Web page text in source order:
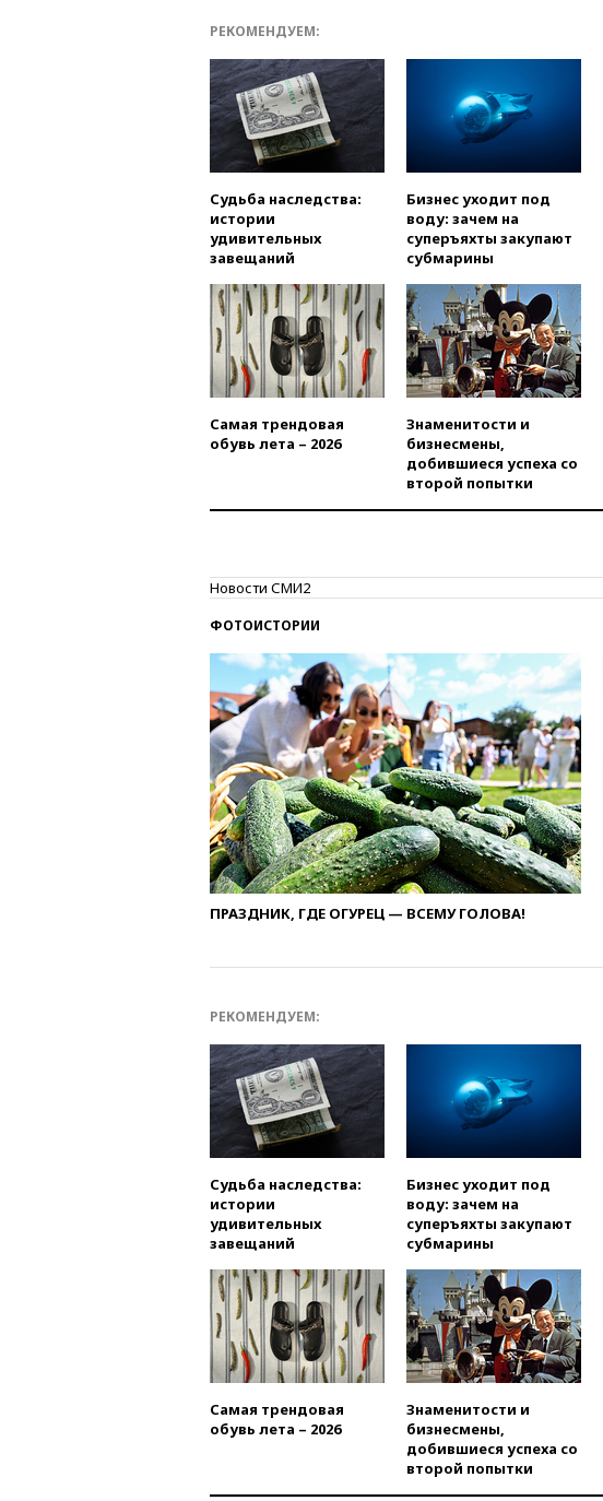
РЕКОМЕНДУЕМ:
Судьба наследства:
истории
удивительных
завещаний
Бизнес уходит под
воду: зачем на
суперъяхты закупают
субмарины
Самая трендовая
обувь лета – 2026
Знаменитости и
бизнесмены,
добившиеся успеха со
второй попытки
Новости СМИ2
ФОТОИСТОРИИ
ПРАЗДНИК, ГДЕ ОГУРЕЦ — ВСЕМУ ГОЛОВА!
РЕКОМЕНДУЕМ:
Судьба наследства:
истории
удивительных
завещаний
Бизнес уходит под
воду: зачем на
суперъяхты закупают
субмарины
Самая трендовая
обувь лета – 2026
Знаменитости и
бизнесмены,
добившиеся успеха со
второй попытки